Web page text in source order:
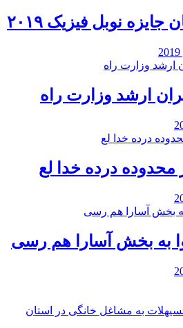
جایزه نوبل فیزیک ۲۰۱۹
ارشد وزارت راه
درده خدا لع
به بخش آسارا هم رسی